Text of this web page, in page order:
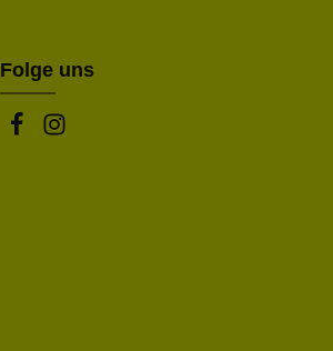
Folge uns